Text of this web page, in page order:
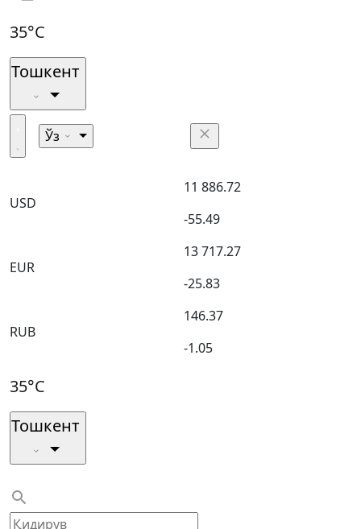
35°C
Тошкент
Ўз
USD
11 886.72
-55.49
EUR
13 717.27
-25.83
RUB
146.37
-1.05
35°C
Тошкент